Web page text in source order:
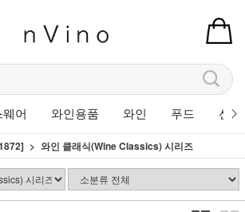
어 와인용품 와인 푸드 선
와인 클래식(Wine Classics) 시리즈